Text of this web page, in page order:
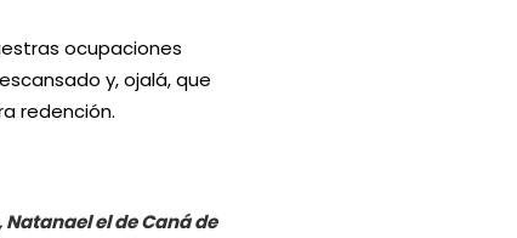
ocupaciones
y, ojalá, que
redención.
el de Caná de